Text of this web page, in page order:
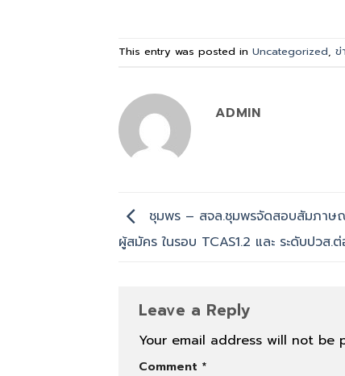
This entry was posted in Uncategorized, ข่
ADMIN
ชุมพร – สจล.ชุมพรจัดสอบสัมภาษ
ผู้สมัคร ในรอบ TCAS1.2 และ ระดับปวส.
Leave a Reply
Your email address will not be
Comment *